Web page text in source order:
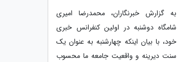
به گزارش خبرنگاران، محمدرضا امیری
شامگاه دوشنبه در اولین کنفرانس خبری
خود، با بیان اینکه چهارشنبه به عنوان یک
سنت دیرینه و واقعیت جامعه ما محسوب